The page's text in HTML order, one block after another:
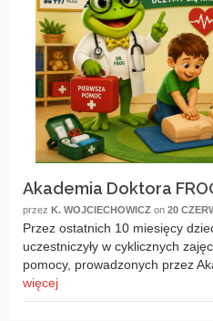
Akademia Doktora
przez K. WOJCIECHOWICZ on 20
Przez ostatnich 10 miesięcy
uczestniczyły w cyklicznych
pomocy, prowadzonych przez
więcej